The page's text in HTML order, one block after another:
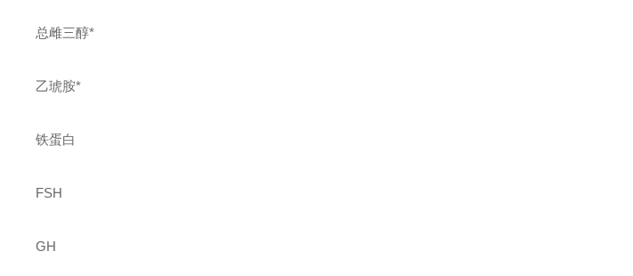
总雌三醇*
乙琥胺*
铁蛋白
FSH
GH